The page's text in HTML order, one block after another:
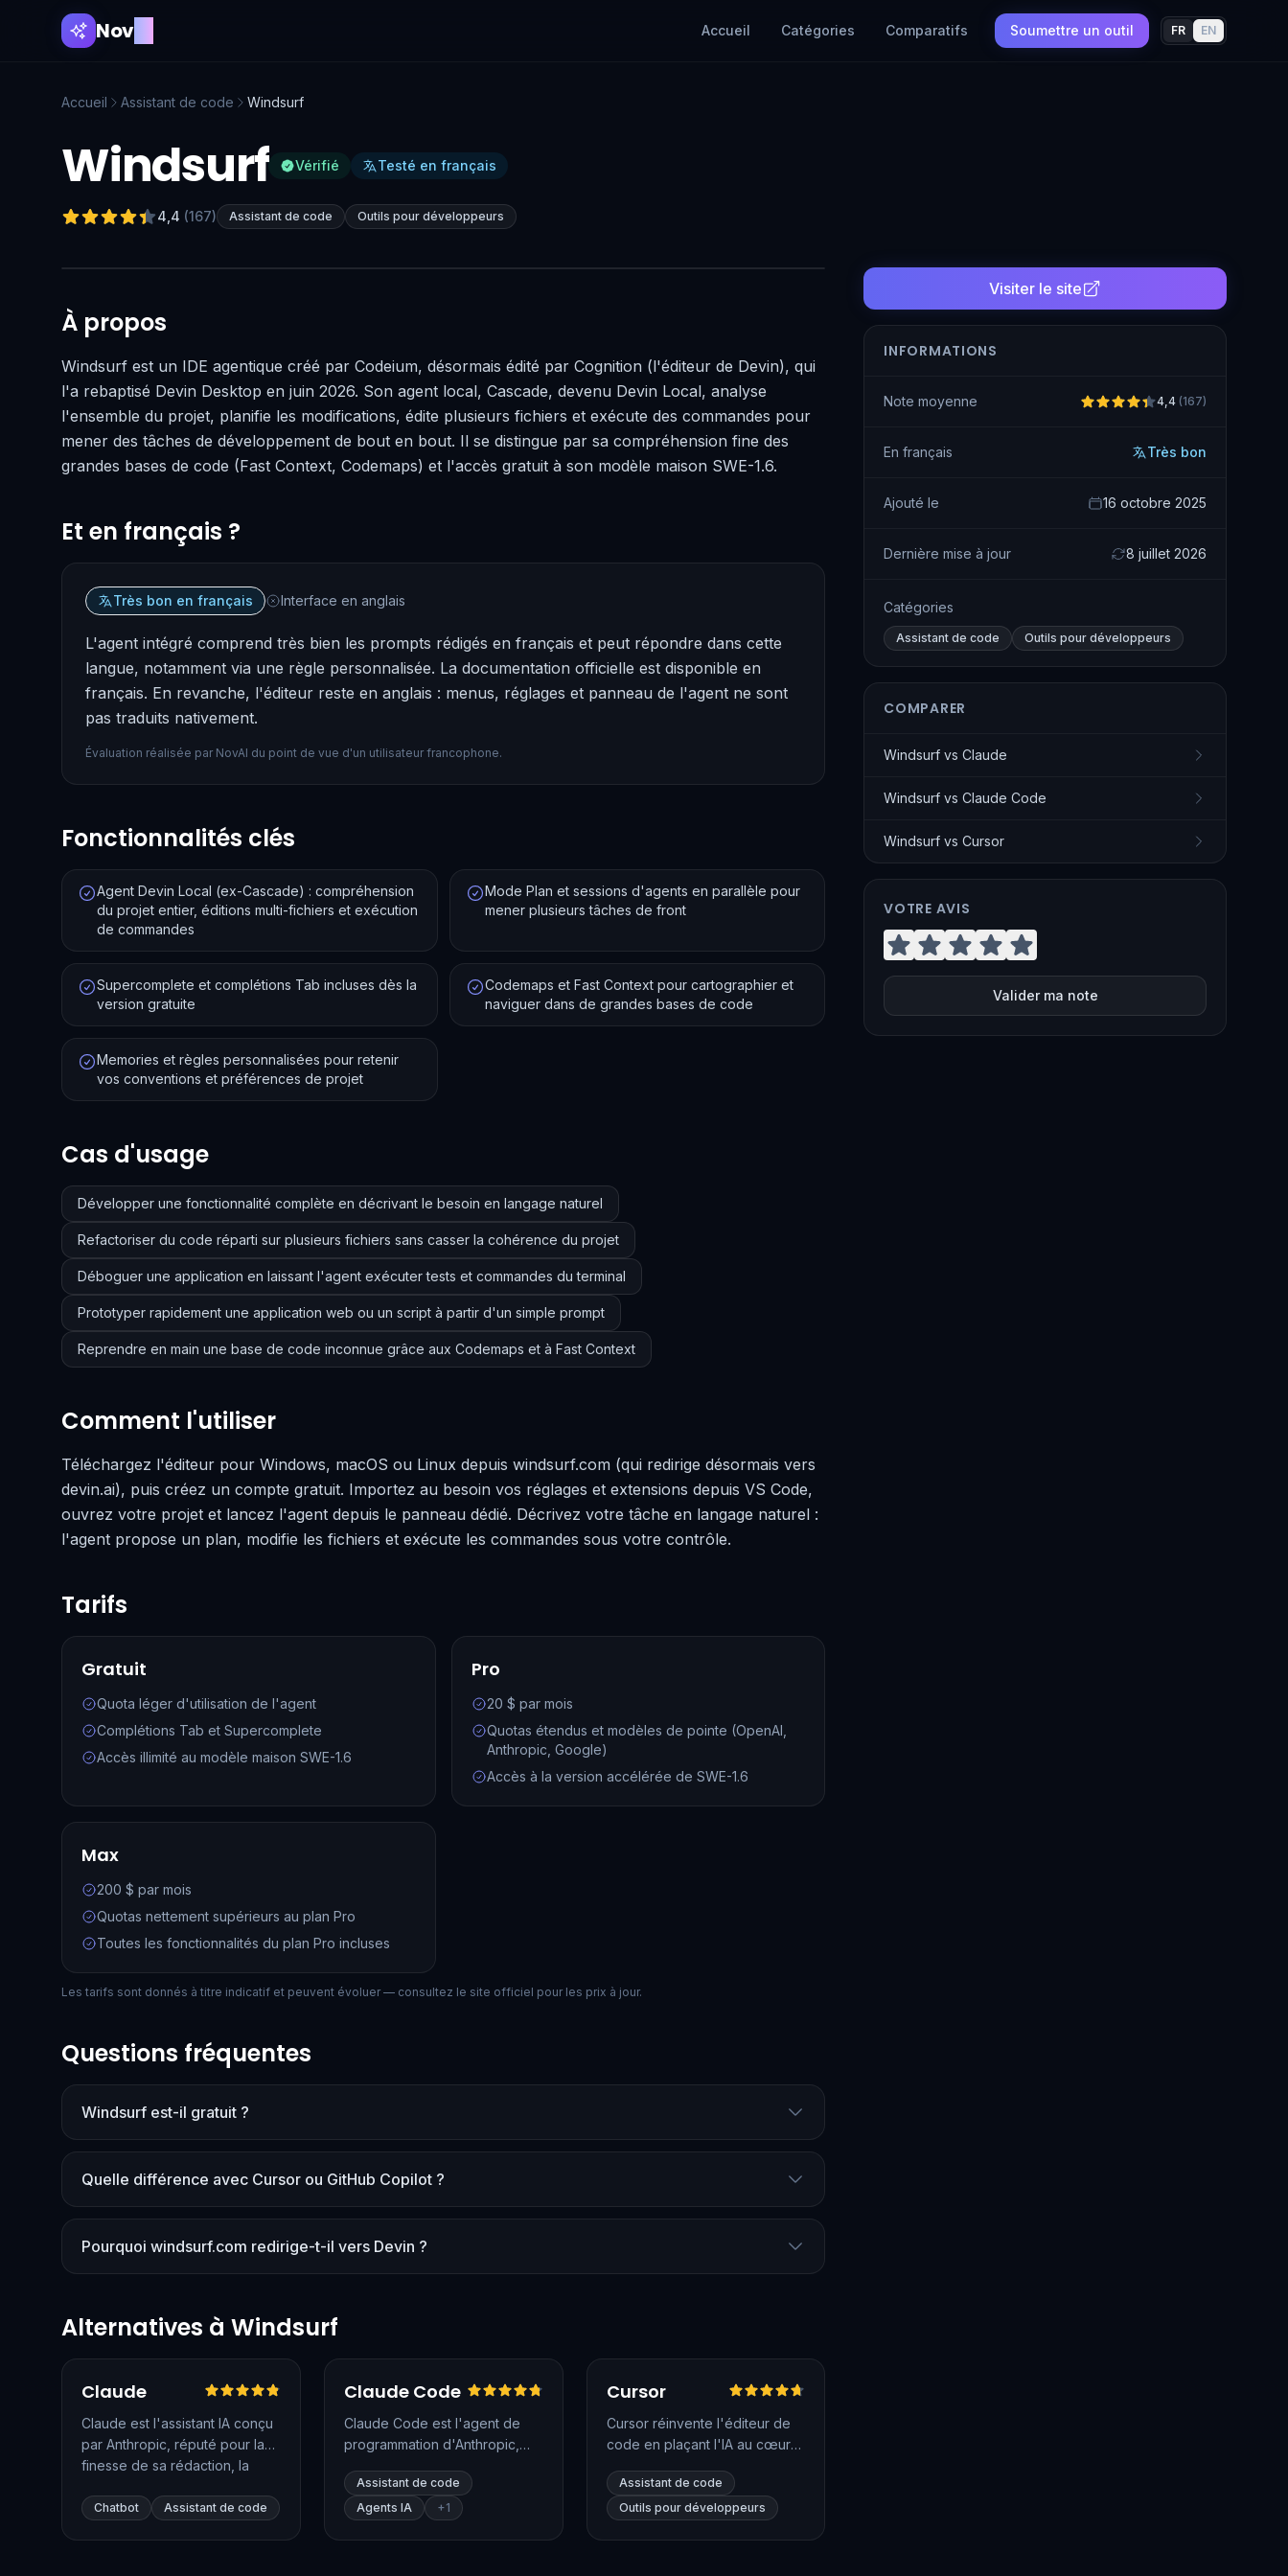
NovAI Accueil Catégories Comparatifs Soumettre un outil FR EN
Accueil Assistant de code Windsurf
Windsurf Vérifié Testé en français
4,4 (167) Assistant de code Outils pour développeurs
À propos
Windsurf est un IDE agentique créé par Codeium, désormais édité par Cognition (l'éditeur de Devin), qui
l'a rebaptisé Devin Desktop en juin 2026. Son agent local, Cascade, devenu Devin Local, analyse
l'ensemble du projet, planifie les modifications, édite plusieurs fichiers et exécute des commandes pour
mener des tâches de développement de bout en bout. Il se distingue par sa compréhension fine des
grandes bases de code (Fast Context, Codemaps) et l'accès gratuit à son modèle maison SWE-1.6.
Et en français ?
Très bon en français Interface en anglais
L'agent intégré comprend très bien les prompts rédigés en français et peut répondre dans cette
langue, notamment via une règle personnalisée. La documentation officielle est disponible en
français. En revanche, l'éditeur reste en anglais : menus, réglages et panneau de l'agent ne sont
pas traduits nativement.
Évaluation réalisée par NovAI du point de vue d'un utilisateur francophone.
Fonctionnalités clés
Agent Devin Local (ex-Cascade) : compréhension
du projet entier, éditions multi-fichiers et exécution
de commandes
Mode Plan et sessions d'agents en parallèle pour
mener plusieurs tâches de front
Supercomplete et complétions Tab incluses dès la
version gratuite
Codemaps et Fast Context pour cartographier et
naviguer dans de grandes bases de code
Memories et règles personnalisées pour retenir
vos conventions et préférences de projet
Cas d'usage
Développer une fonctionnalité complète en décrivant le besoin en langage naturel
Refactoriser du code réparti sur plusieurs fichiers sans casser la cohérence du projet
Déboguer une application en laissant l'agent exécuter tests et commandes du terminal
Prototyper rapidement une application web ou un script à partir d'un simple prompt
Reprendre en main une base de code inconnue grâce aux Codemaps et à Fast Context
Comment l'utiliser
Téléchargez l'éditeur pour Windows, macOS ou Linux depuis windsurf.com (qui redirige désormais vers
devin.ai), puis créez un compte gratuit. Importez au besoin vos réglages et extensions depuis VS Code,
ouvrez votre projet et lancez l'agent depuis le panneau dédié. Décrivez votre tâche en langage naturel :
l'agent propose un plan, modifie les fichiers et exécute les commandes sous votre contrôle.
Tarifs
Gratuit
Quota léger d'utilisation de l'agent
Complétions Tab et Supercomplete
Accès illimité au modèle maison SWE-1.6
Pro
20 $ par mois
Quotas étendus et modèles de pointe (OpenAI,
Anthropic, Google)
Accès à la version accélérée de SWE-1.6
Max
200 $ par mois
Quotas nettement supérieurs au plan Pro
Toutes les fonctionnalités du plan Pro incluses
Les tarifs sont donnés à titre indicatif et peuvent évoluer — consultez le site officiel pour les prix à jour.
Questions fréquentes
Windsurf est-il gratuit ?
Quelle différence avec Cursor ou GitHub Copilot ?
Pourquoi windsurf.com redirige-t-il vers Devin ?
Alternatives à Windsurf
Testé en français Vérifié
Claude
Claude est l'assistant IA conçu
par Anthropic, réputé pour la
finesse de sa rédaction, la
et sa grande fenêtre de
Chatbot Assistant de code
Testé en français Vérifié
Claude Code
Claude Code est l'agent de
programmation d'Anthropic,
Code, JetBrains, sur le web et
en application de bureau.
Assistant de code
Agents IA
+1
Vérifié
Cursor
Cursor réinvente l'éditeur de
code en plaçant l'IA au cœur
développement. Construit sur
la base de VS Code, il permet
Assistant de code
Outils pour développeurs
Visiter le site
INFORMATIONS
Note moyenne 4,4(167)
En français Très bon
Ajouté le 16 octobre 2025
Dernière mise à jour 8 juillet 2026
Catégories
Assistant de code Outils pour développeurs
COMPARER
Windsurf vsClaude
Windsurf vsClaude Code
Windsurf vsCursor
VOTRE AVIS
Valider ma note